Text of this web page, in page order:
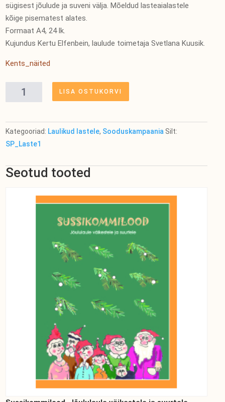
sügisest jõulude ja suveni välja. Mõeldud lasteaialastele
kõige pisematest alates.
Formaat A4, 24 lk.
Kujundus Kertu Elfenbein, laulude toimetaja Svetlana Kuusik.
Kents_näited
Laulan
lahket
Laule
salme
kogus
LISA OSTUKORVI
Kategooriad: Laulikud lastele, Sooduskampaania Silt:
SP_Laste1
Seotud tooted